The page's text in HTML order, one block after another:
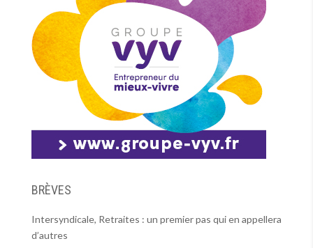
BRÈVES
Intersyndicale, Retraites : un premier pas qui en appellera
d’autres